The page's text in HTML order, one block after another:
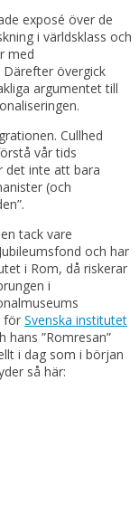
exposé över de
i världsklass och
med
övergick
argumentet till
Cullhed
vår tids
det inte att bara
(och
tack vare
och har
i Rom, då riskerar
i
för Svenska institutet
hans ”Romresan”
i dag som i början
så här: